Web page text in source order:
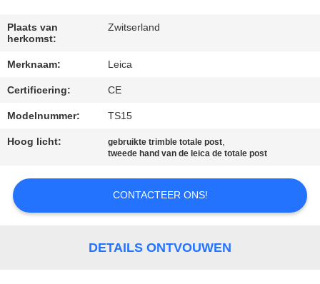
ONS
VERZOEK
OM EEN
CITAAT
PRIVACY
Plaats van
herkomst:
Zwitserland
Merknaam: Leica
Certificering: CE
Modelnummer: TS15
Hoog licht: gebruikte trimble totale post,
tweede hand van de leica de totale post
CONTACTEER ONS!
DETAILS ONTVOUWEN